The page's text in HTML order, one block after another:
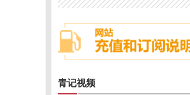
青记视频